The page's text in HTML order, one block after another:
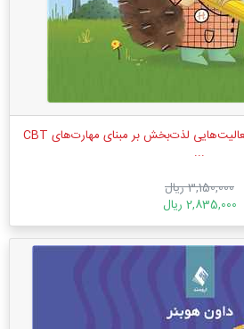
وقتی هارلی مضطرب است فعالیت‌هایی لذت‌بخش بر مبنای مهارت‌های CBT
...
3,150,000 ریال
2,835,000 ریال